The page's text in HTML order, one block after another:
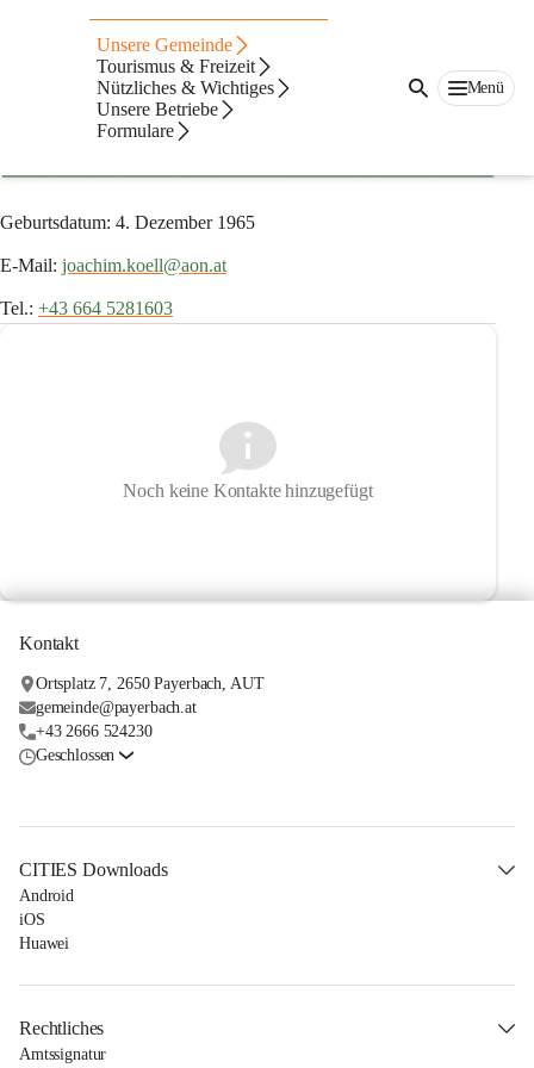
Unsere Gemeinde
Tourismus & Freizeit
Nützliches & Wichtiges
Unsere Betriebe
Formulare
Menü
Vize-Bürgermeister
Joachim Köll, MSc
Vize-Bürgermeister
Geburtsdatum: 4. Dezember 1965
E-Mail: joachim.koell@aon.at
Tel.: +43 664 5281603
Noch keine Kontakte hinzugefügt
Kontakt
Ortsplatz 7, 2650 Payerbach, AUT
gemeinde@payerbach.at
+43 2666 524230
Geschlossen
CITIES Downloads
Android
iOS
Huawei
Rechtliches
Amtssignatur